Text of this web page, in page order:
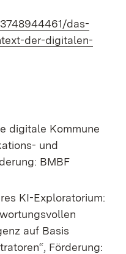
das-
der-digitalen-
Kommune
und
BMBF
KI-Exploratorium:
auf Basis
Förderung: